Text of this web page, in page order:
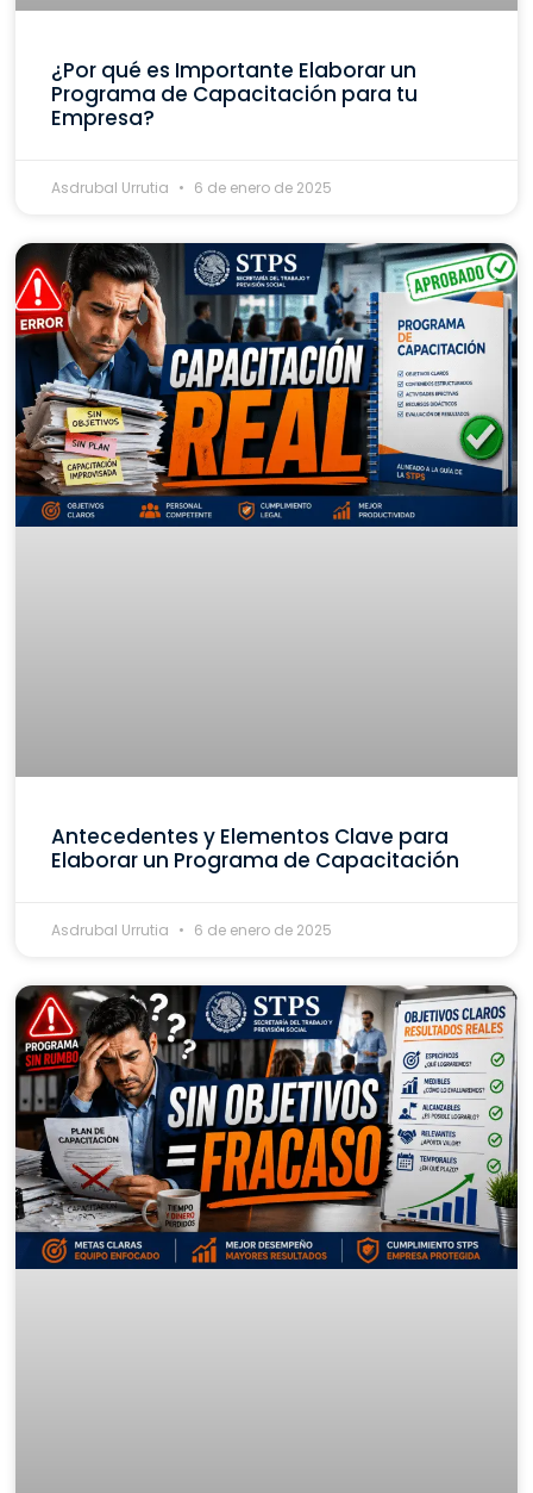
¿Por qué es Importante Elaborar un
Programa de Capacitación para tu
Empresa?
Asdrubal Urrutia 6 de enero de 2025
Antecedentes y Elementos Clave para
Elaborar un Programa de Capacitación
Asdrubal Urrutia 6 de enero de 2025